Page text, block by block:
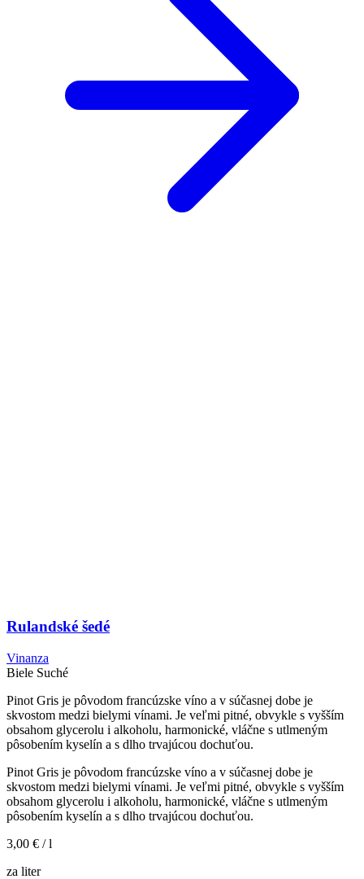
Rulandské šedé
Vinanza
Biele Suché
Pinot Gris je pôvodom francúzske víno a v súčasnej dobe je
skvostom medzi bielymi vínami. Je veľmi pitné, obvykle s vyšším
obsahom glycerolu i alkoholu, harmonické, vláčne s utlmeným
pôsobením kyselín a s dlho trvajúcou dochuťou.
Pinot Gris je pôvodom francúzske víno a v súčasnej dobe je
skvostom medzi bielymi vínami. Je veľmi pitné, obvykle s vyšším
obsahom glycerolu i alkoholu, harmonické, vláčne s utlmeným
pôsobením kyselín a s dlho trvajúcou dochuťou.
3,00 € / l
za liter